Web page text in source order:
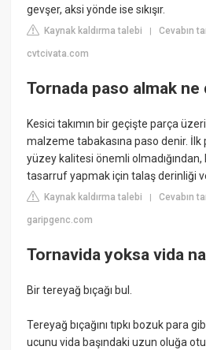
gevşer, aksi yönde ise sıkışır.
Kaynak kaldırma talebi |Cevabın
cvtcivata.com
Tornada paso almak ne
Kesici takımın bir geçişte parça
malzeme tabakasına paso denir.
yüzey kalitesi önemli
tasarruf yapmak için talaş derinliği
Kaynak kaldırma talebi |Cevabın
garipgenc.com
Tornavida yoksa vida
Bir tereyağ bıçağı bul.
Tereyağ bıçağını tıpkı bozuk para
ucunu vida başındaki uzun oluğa